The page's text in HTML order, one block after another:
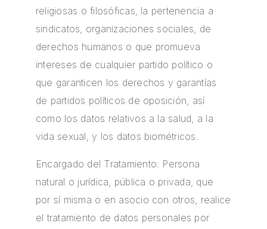
religiosas o filosóficas, la pertenencia a
sindicatos, organizaciones sociales, de
derechos humanos o que promueva
intereses de cualquier partido político o
que garanticen los derechos y garantías
de partidos políticos de oposición, así
como los datos relativos a la salud, a la
vida sexual, y los datos biométricos.
Encargado del Tratamiento: Persona
natural o jurídica, pública o privada, que
por sí misma o en asocio con otros, realice
el tratamiento de datos personales por